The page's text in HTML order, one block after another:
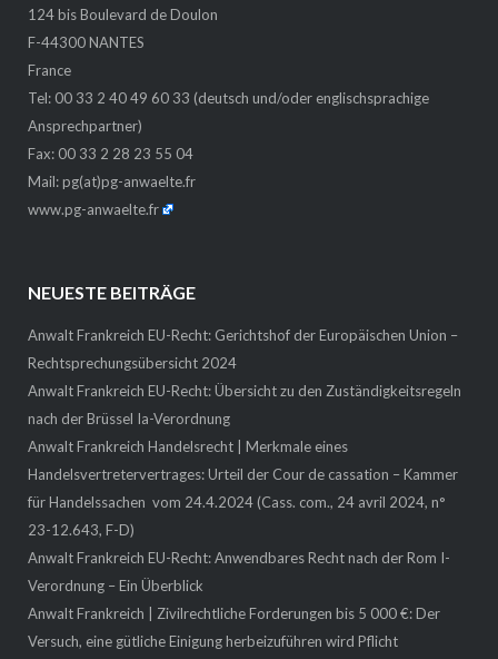
124 bis Boulevard de Doulon
F-44300 NANTES
France
Tel: 00 33 2 40 49 60 33 (deutsch und/oder englischsprachige
Ansprechpartner)
Fax: 00 33 2 28 23 55 04
Mail:pg(at)pg-anwaelte.fr
www.pg-anwaelte.fr
NEUESTE BEITRÄGE
Anwalt Frankreich EU-Recht: Gerichtshof der Europäischen Union –
Rechtsprechungsübersicht 2024
Anwalt Frankreich EU-Recht: Übersicht zu den Zuständigkeitsregeln
nach der Brüssel Ia-Verordnung
Anwalt Frankreich Handelsrecht | Merkmale eines
Handelsvertretervertrages: Urteil der Cour de cassation – Kammer
für Handelssachen vom 24.4.2024 (Cass. com., 24 avril 2024, n°
23-12.643, F-D)
Anwalt Frankreich EU-Recht: Anwendbares Recht nach der Rom I-
Verordnung – Ein Überblick
Anwalt Frankreich | Zivilrechtliche Forderungen bis 5 000 €: Der
Versuch, eine gütliche Einigung herbeizuführen wird Pflicht